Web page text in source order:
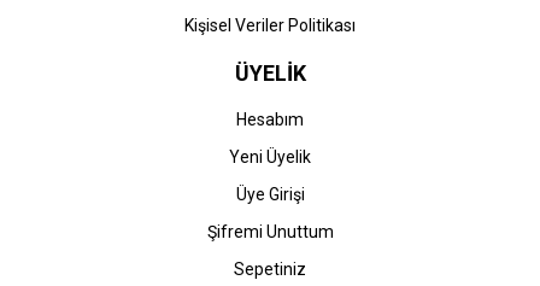
Kişisel Veriler Politikası
ÜYELİK
Hesabım
Yeni Üyelik
Üye Girişi
Şifremi Unuttum
Sepetiniz